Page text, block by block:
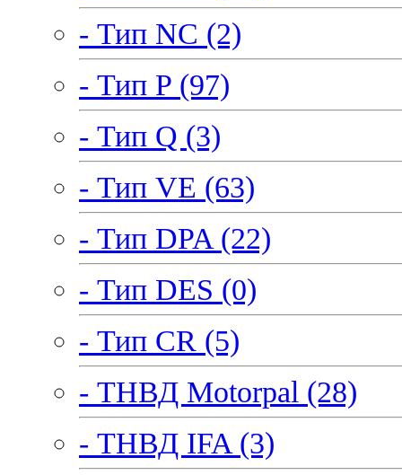
- Тип NC (2)
- Тип P (97)
- Тип Q (3)
- Тип VE (63)
- Тип DPA (22)
- Тип DES (0)
- Тип CR (5)
- ТНВД Motorpal (28)
- ТНВД IFA (3)